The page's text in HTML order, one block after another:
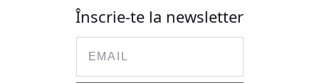
Înscrie-te la newsletter